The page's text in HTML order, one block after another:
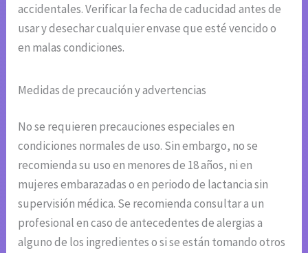
accidentales. Verificar la fecha de caducidad antes de
usar y desechar cualquier envase que esté vencido o
en malas condiciones.
Medidas de precaución y advertencias
No se requieren precauciones especiales en
condiciones normales de uso. Sin embargo, no se
recomienda su uso en menores de 18 años, ni en
mujeres embarazadas o en periodo de lactancia sin
supervisión médica. Se recomienda consultar a un
profesional en caso de antecedentes de alergias a
alguno de los ingredientes o si se están tomando otros